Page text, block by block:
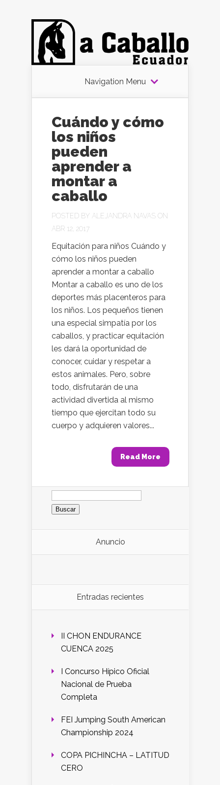
Navigation Menu
Cuándo y cómo
los niños
pueden
aprender a
montar a
caballo
POSTED BY ALEJANDRA NAVAS ON
ABR 12, 2017
Equitación para niños Cuándo y
cómo los niños pueden
aprender a montar a caballo
Montar a caballo es uno de los
deportes más placenteros para
los niños. Los pequeños tienen
una especial simpatía por los
caballos, y practicar equitación
les dará la oportunidad de
conocer, cuidar y respetar a
estos animales. Pero, sobre
todo, disfrutarán de una
actividad divertida al mismo
tiempo que ejercitan todo su
cuerpo y adquieren valores...
Read More
Buscar:
Anuncio
Entradas recientes
II CHON ENDURANCE
CUENCA 2025
I Concurso Hípico Oficial
Nacional de Prueba
Completa
FEI Jumping South American
Championship 2024
COPA PICHINCHA – LATITUD
CERO